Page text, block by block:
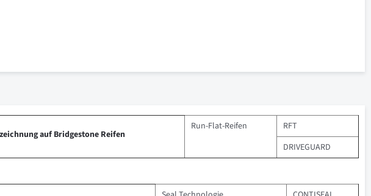
auf Bridgestone Reifen
Run-Flat-Reifen
RFT
DRIVEGUARD